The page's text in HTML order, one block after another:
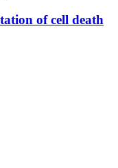
of cell death